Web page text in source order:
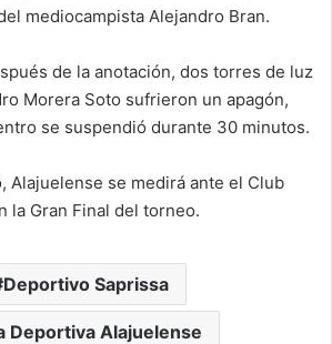
mediocampista Alejandro Bran.
de la anotación, dos torres de luz
Morera Soto sufrieron un apagón,
se suspendió durante 30 minutos.
Alajuelense se medirá ante el Club
la Gran Final del torneo.
Deportivo Saprissa
Deportiva Alajuelense